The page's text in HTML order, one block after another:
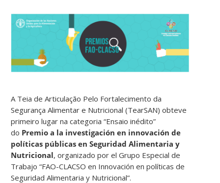
A Teia de Articulação Pelo Fortalecimento da
Segurança Alimentar e Nutricional (TearSAN) obteve
primeiro lugar na categoria “Ensaio inédito”
do Premio a la investigación en innovación de
políticas públicas en Seguridad Alimentaria y
Nutricional, organizado por el Grupo Especial de
Trabajo “FAO-CLACSO en Innovación en políticas de
Seguridad Alimentaria y Nutricional”.